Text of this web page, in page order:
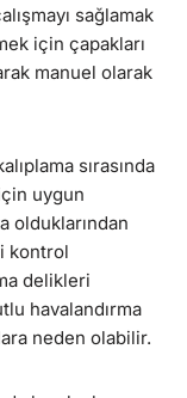
sağlamak
için çapakları
manuel olarak
sırasında
uygun
olduklarından
kontrol
delikleri
havalandırma
neden olabilir.